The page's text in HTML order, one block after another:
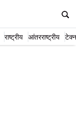
राष्ट्रीय आंतरराष्ट्रीय